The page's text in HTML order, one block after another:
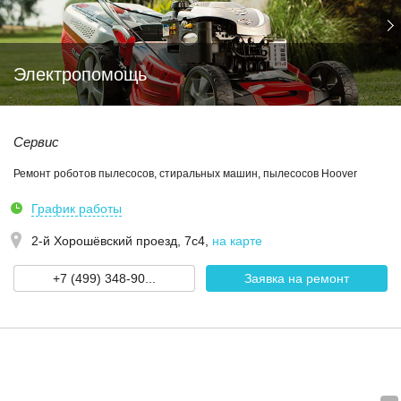
Электропомощь
Сервис
Ремонт роботов пылесосов, стиральных машин, пылесосов Hoover
График работы
2-й Хорошёвский проезд, 7с4 на карте
+7 (499) 348-90... Заявка на ремонт